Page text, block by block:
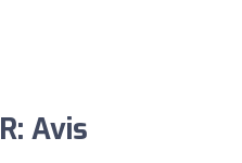
Avis